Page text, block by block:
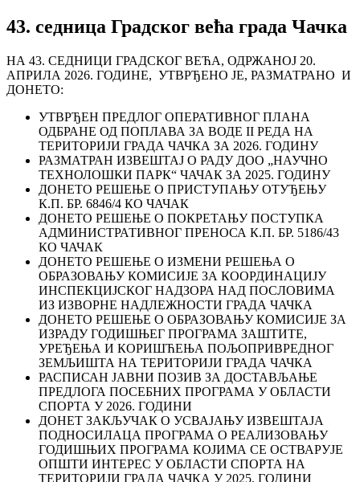
43. седница Градског већа града Чачка
НА 43. СЕДНИЦИ ГРАДСКОГ ВЕЋА, ОДРЖАНОЈ 20.
АПРИЛА 2026. ГОДИНЕ, УТВРЂЕНО ЈЕ, РАЗМАТРАНО И
ДОНЕТО:
УТВРЂЕН ПРЕДЛОГ ОПЕРАТИВНОГ ПЛАНА
ОДБРАНЕ ОД ПОПЛАВА ЗА ВОДЕ II РЕДА НА
ТЕРИТОРИЈИ ГРАДА ЧАЧКА ЗА 2026. ГОДИНУ
РАЗМАТРАН ИЗВЕШТАЈ О РАДУ ДОО „НАУЧНО
ТЕХНОЛОШКИ ПАРК“ ЧАЧАК ЗА 2025. ГОДИНУ
ДОНЕТО РЕШЕЊЕ О ПРИСТУПАЊУ ОТУЂЕЊУ
К.П. БР. 6846/4 КО ЧАЧАК
ДОНЕТО РЕШЕЊЕ О ПОКРЕТАЊУ ПОСТУПКА
АДМИНИСТРАТИВНОГ ПРЕНОСА К.П. БР. 5186/43
КО ЧАЧАК
ДОНЕТО РЕШЕЊЕ О ИЗМЕНИ РЕШЕЊА О
ОБРАЗОВАЊУ КОМИСИЈЕ ЗА КООРДИНАЦИЈУ
ИНСПЕКЦИЈСКОГ НАДЗОРА НАД ПОСЛОВИМА
ИЗ ИЗВОРНЕ НАДЛЕЖНОСТИ ГРАДА ЧАЧКА
ДОНЕТО РЕШЕЊЕ О ОБРАЗОВАЊУ КОМИСИЈЕ ЗА
ИЗРАДУ ГОДИШЊЕГ ПРОГРАМА ЗАШТИТЕ,
УРЕЂЕЊА И КОРИШЋЕЊА ПОЉОПРИВРЕДНОГ
ЗЕМЉИШТА НА ТЕРИТОРИЈИ ГРАДА ЧАЧКА
РАСПИСАН ЈАВНИ ПОЗИВ ЗА ДОСТАВЉАЊЕ
ПРЕДЛОГА ПОСЕБНИХ ПРОГРАМА У ОБЛАСТИ
СПОРТА У 2026. ГОДИНИ
ДОНЕТ ЗАКЉУЧАК О УСВАЈАЊУ ИЗВЕШТАЈА
ПОДНОСИЛАЦА ПРОГРАМА О РЕАЛИЗОВАЊУ
ГОДИШЊИХ ПРОГРАМА КОЈИМА СЕ ОСТВАРУЈЕ
ОПШТИ ИНТЕРЕС У ОБЛАСТИ СПОРТА НА
ТЕРИТОРИЈИ ГРАДА ЧАЧКА У 2025. ГОДИНИ